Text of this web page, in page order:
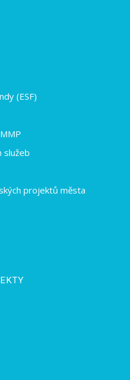
(ESF)
služeb
projektů města